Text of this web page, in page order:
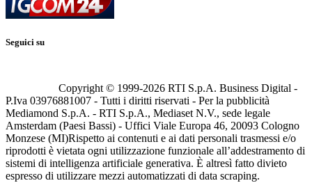
Seguici su
Copyright © 1999-2026 RTI S.p.A. Business Digital -
P.Iva 03976881007 - Tutti i diritti riservati - Per la pubblicità
Mediamond S.p.A. - RTI S.p.A., Mediaset N.V., sede legale
Amsterdam (Paesi Bassi) - Uffici Viale Europa 46, 20093 Cologno
Monzese (MI)Rispetto ai contenuti e ai dati personali trasmessi e/o
riprodotti è vietata ogni utilizzazione funzionale all’addestramento di
sistemi di intelligenza artificiale generativa. È altresì fatto divieto
espresso di utilizzare mezzi automatizzati di data scraping.